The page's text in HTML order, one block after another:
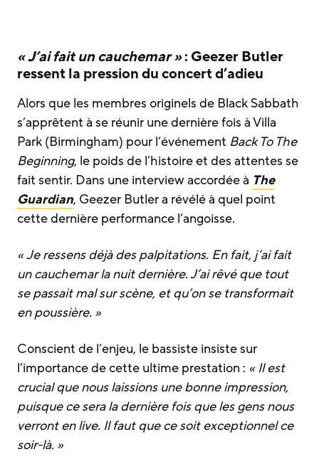
« J’ai fait un cauchemar »: Geezer Butler
ressent la pression du concert d’adieu
Alors que les membres originels de Black Sabbath
s’apprêtent à se réunir une dernière fois à Villa
Park (Birmingham) pour l’événement Back To The
Beginning, le poids de l’histoire et des attentes se
fait sentir. Dans une interview accordée à The
Guardian, Geezer Butler a révélé à quel point
cette dernière performance l’angoisse.
« Je ressens déjà des palpitations. En fait, j’ai fait
un cauchemar la nuit dernière. J’ai rêvé que tout
se passait mal sur scène, et qu’on se transformait
en poussière. »
Conscient de l’enjeu, le bassiste insiste sur
l’importance de cette ultime prestation : « Il est
crucial que nous laissions une bonne impression,
puisque ce sera la dernière fois que les gens nous
verront en live. Il faut que ce soit exceptionnel ce
soir-là. »